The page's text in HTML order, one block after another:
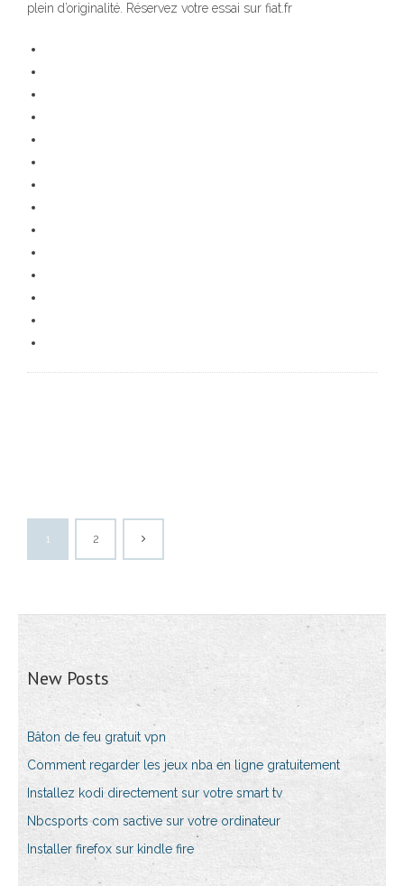
plein d’originalité. Réservez votre essai sur fiat.fr
1 2
New Posts
Bâton de feu gratuit vpn
Comment regarder les jeux nba en ligne gratuitement
Installez kodi directement sur votre smart tv
Nbcsports com sactive sur votre ordinateur
Installer firefox sur kindle fire